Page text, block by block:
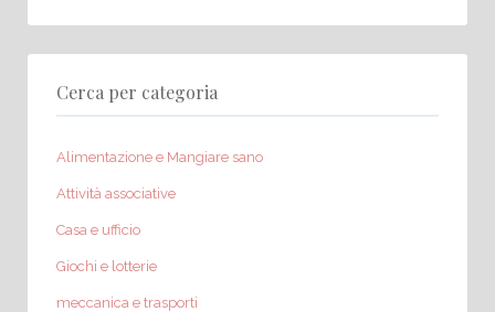
Cerca per categoria
Alimentazione e Mangiare sano
Attività associative
Casa e ufficio
Giochi e lotterie
meccanica e trasporti